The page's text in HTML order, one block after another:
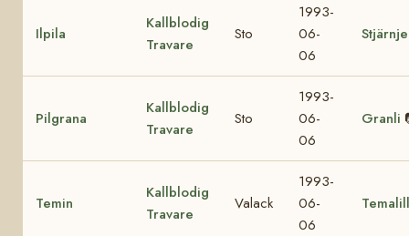
Ilpila
Kallblodig
Travare
Sto
1993-
06-
06
Pilgrana
Kallblodig
Travare
Sto
1993-
06-
06
Granli
Temin
Kallblodig
Travare
Valack
1993-
06-
06
Temalill